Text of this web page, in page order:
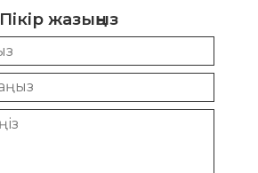
Пікір жазыңыз